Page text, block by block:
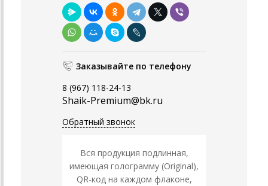
Заказывайте по телефону
8 (967) 118-24-13
Shaik-Premium@bk.ru
Обратный звонок
Вся продукция подлинная,
имеющая голограмму (Original),
QR-код на каждом флаконе,